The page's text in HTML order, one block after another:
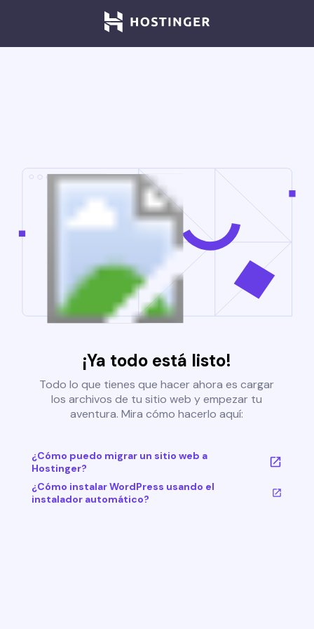
¡Ya todo está listo!
Todo lo que tienes que hacer ahora es cargar
los archivos de tu sitio web y empezar tu
aventura. Mira cómo hacerlo aquí:
¿Cómo puedo migrar un sitio web a
Hostinger?
¿Cómo instalar WordPress usando el
instalador automático?